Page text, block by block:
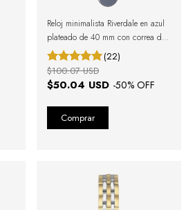
Reloj minimalista Riverdale en azul
plateado de 40 mm con correa de
cuero
(22)
$50.04 USD -50% OFF
$100.07 USD